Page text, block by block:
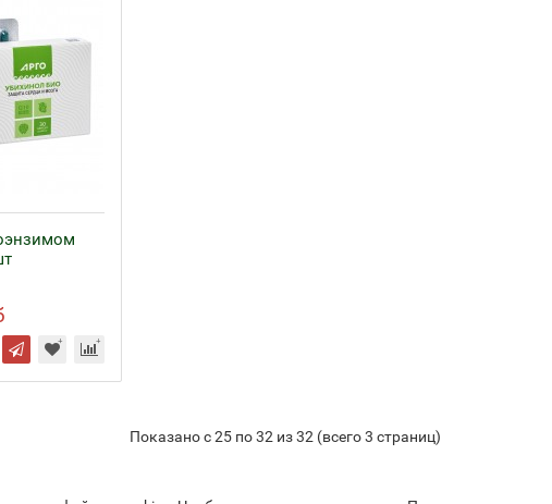
Показано с 25 по 32 из 32 (всего 3 страниц)